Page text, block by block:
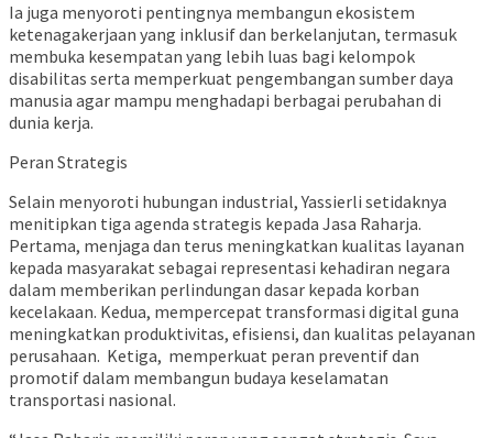
Ia juga menyoroti pentingnya membangun ekosistem
ketenagakerjaan yang inklusif dan berkelanjutan, termasuk
membuka kesempatan yang lebih luas bagi kelompok
disabilitas serta memperkuat pengembangan sumber daya
manusia agar mampu menghadapi berbagai perubahan di
dunia kerja.
Peran Strategis
Selain menyoroti hubungan industrial, Yassierli setidaknya
menitipkan tiga agenda strategis kepada Jasa Raharja.
Pertama, menjaga dan terus meningkatkan kualitas layanan
kepada masyarakat sebagai representasi kehadiran negara
dalam memberikan perlindungan dasar kepada korban
kecelakaan. Kedua, mempercepat transformasi digital guna
meningkatkan produktivitas, efisiensi, dan kualitas pelayanan
perusahaan. Ketiga, memperkuat peran preventif dan
promotif dalam membangun budaya keselamatan
transportasi nasional.